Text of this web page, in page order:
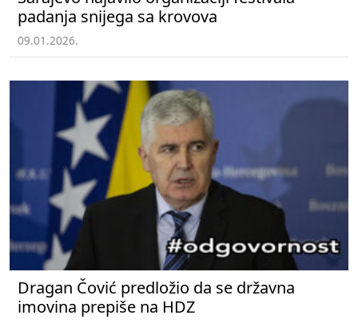
padanja snijega sa krovova
09.01.2026.
Dragan Čović predložio da se državna
imovina prepiše na HDZ